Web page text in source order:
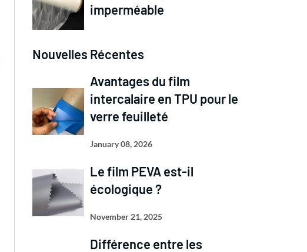
imperméable
Nouvelles Récentes
Avantages du film
intercalaire en TPU pour le
verre feuilleté
January 08, 2026
Le film PEVA est-il
écologique ?
November 21, 2025
Différence entre les